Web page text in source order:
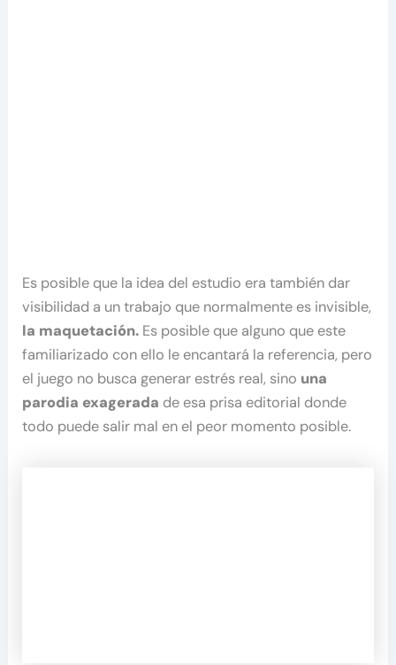
Es posible que la idea del estudio era también dar
visibilidad a un trabajo que normalmente es invisible,
la maquetación. Es posible que alguno que este
familiarizado con ello le encantará la referencia, pero
el juego no busca generar estrés real, sino una
parodia exagerada de esa prisa editorial donde
todo puede salir mal en el peor momento posible.